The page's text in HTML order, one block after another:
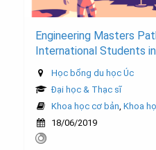
Engineering Masters
International Students
Học bổng du học Úc
Đại học & Thạc sĩ
Khoa học cơ bản, Khoa
18/06/2019